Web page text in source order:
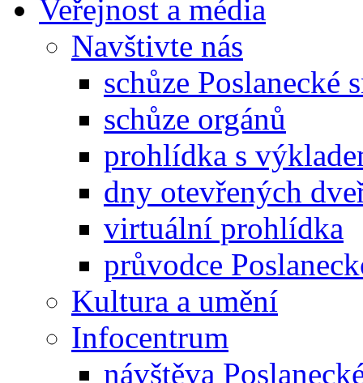
Veřejnost a média
Navštivte nás
schůze Poslanecké
schůze orgánů
prohlídka s
dny otevřených
virtuální prohlídka
průvodce
Kultura a umění
Infocentrum
návštěva